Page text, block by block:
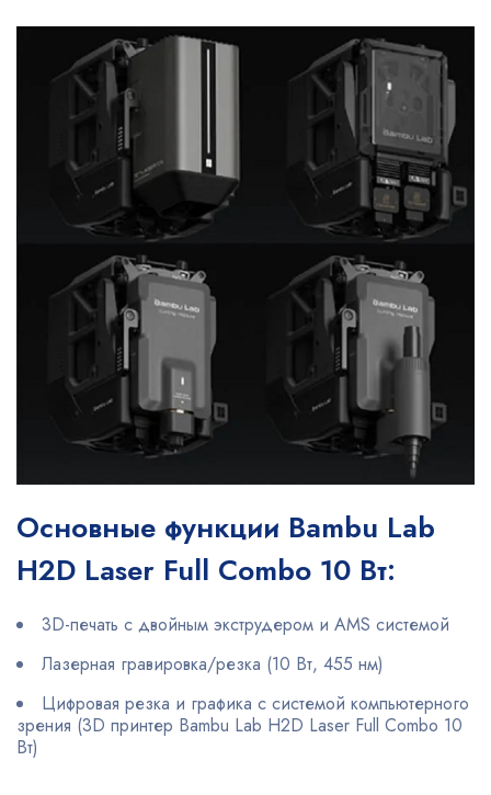
Основные функции Bambu Lab
H2D Laser Full Combo 10 Вт:
3D-печать с двойным экструдером и AMS системой
Лазерная гравировка/резка (10 Вт, 455 нм)
Цифровая резка и графика с системой компьютерного
зрения (3D принтер Bambu Lab H2D Laser Full Combo 10
Вт)